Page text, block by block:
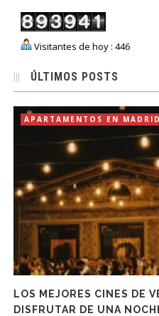
Visitantes de hoy : 446
ÚLTIMOS POSTS
APARTAMENTOS EN MADRID
LOS MEJORES CINES DE
DISFRUTAR DE UNA